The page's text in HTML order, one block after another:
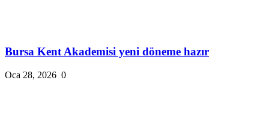
Bursa Kent Akademisi yeni döneme hazır
Oca 28, 2026 0